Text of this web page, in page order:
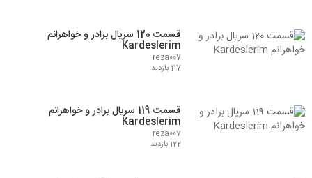
قسمت 120 سریال برادر و خواهرانم
Kardeslerim
reza007
117 بازدید
قسمت 119 سریال برادر و خواهرانم
Kardeslerim
reza007
122 بازدید